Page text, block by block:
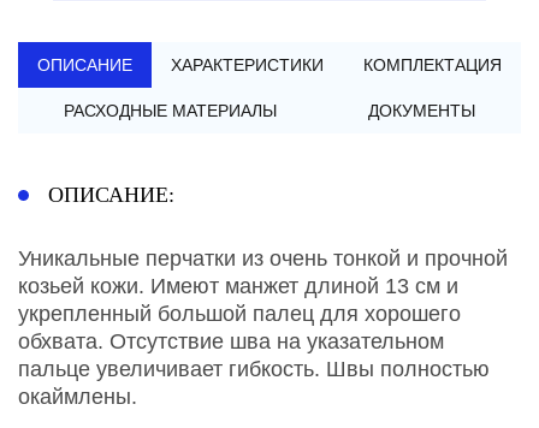
ОПИСАНИЕ ХАРАКТЕРИСТИКИ КОМПЛЕКТАЦИЯ
РАСХОДНЫЕ МАТЕРИАЛЫ ДОКУМЕНТЫ
ОПИСАНИЕ:
Уникальные перчатки из очень тонкой и прочной
козьей кожи. Имеют манжет длиной 13 см и
укрепленный большой палец для хорошего
обхвата. Отсутствие шва на указательном
пальце увеличивает гибкость. Швы полностью
окаймлены.